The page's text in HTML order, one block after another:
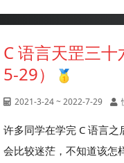
C 语言天罡三
5-29）
2021-3-24 ~ 2022-7-29
许多同学在学完 C 语言之
会比较迷茫，不知道该怎